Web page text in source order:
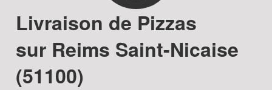
Livraison de Pizzas
sur Reims Saint-Nicaise
(51100)